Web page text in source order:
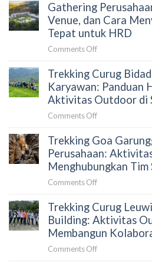
Gathering
Venue, dan Cara
Tepat untuk HRD
Comments Offon
Perusahaan
Sentul:
Paket,
Menyusun
Proposal
yang
Tepat
HRD
Trekking Curug
Karyawan: Panduan
Aktivitas Outdoor di
Comments Offon
Curug
Bidadari
untuk
Gathering
HRD
Sebelum
Memilih
Aktivitas
Trekking Goa
Perusahaan:
Menghubungkan Tim
Comments Offon
Goa
Garunggang
untuk
Trekking Curug
Building: Aktivitas
Membangun
Comments Offon